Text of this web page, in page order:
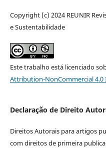
Copyright (c) 2024 REUNIR
e Sustentabilidade
Este trabalho está licenciado
Attribution-NonCommercial 4.0
Declaração de Direito
Direitos Autorais para artigos
com direitos de primeira